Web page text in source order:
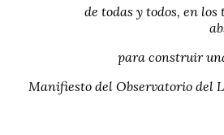
de todas y todos, en los
para construir
Manifiesto del Observatorio del